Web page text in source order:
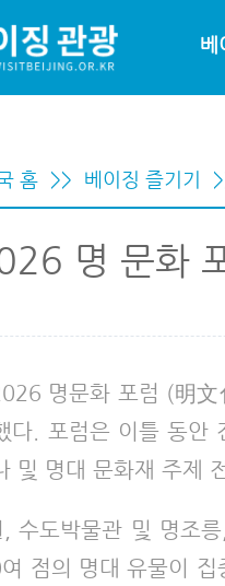
베
홈 >> 베이징 즐기기
명 문화
명문화 포럼 (明
다. 포럼은 이틀 동안
및 명대 문화재 주제
, 수도박물관 및 명조
점의 명대 유물이 집